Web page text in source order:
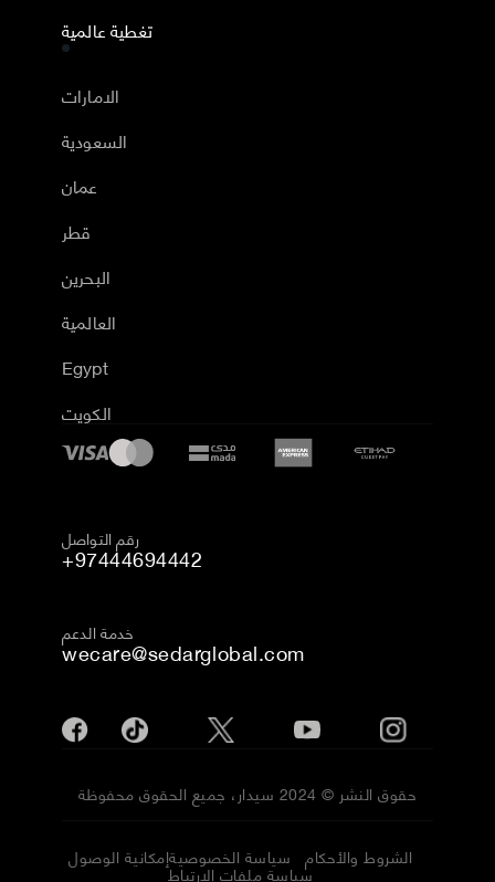
تغطية عالمية
الامارات
السعودية
عمان
قطر
البحرين
العالمية
Egypt
الكويت
رقم التواصل
+97444694442
خدمة الدعم
wecare@sedarglobal.com
حقوق النشر © 2024 سيدار، جميع الحقوق محفوظة
إمكانية الوصولسياسة الخصوصية الشروط والأحكام
سياسة ملفات الارتباط